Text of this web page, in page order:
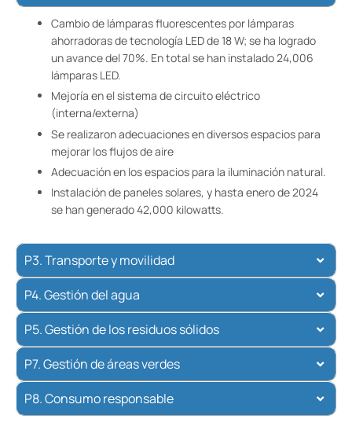
Cambio de lámparas fluorescentes por lámparas
ahorradoras de tecnología LED de 18 W; se ha logrado
un avance del 70%. En total se han instalado 24,006
lámparas LED.
Mejoría en el sistema de circuito eléctrico
(interna/externa)
Se realizaron adecuaciones en diversos espacios para
mejorar los flujos de aire
Adecuación en los espacios para la iluminación natural.
Instalación de paneles solares, y hasta enero de 2024
se han generado 42,000 kilowatts.
P3. Transporte y movilidad
P4. Gestión del agua
P5. Gestión de los residuos sólidos
P7. Gestión de áreas verdes
P8. Consumo responsable